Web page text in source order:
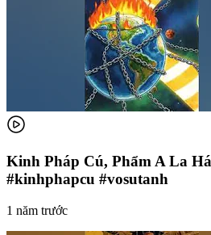
Kinh Pháp Cú, Phẩm A La
#kinhphapcu #vosutanh
1 năm trước